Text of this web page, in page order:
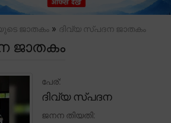
ജാതകം » ദിവ്യ സ്പദന ജാതകം
ജാതകം
പേര്:
ദിവ്യ സ്പദന
ജനന തിയതി: